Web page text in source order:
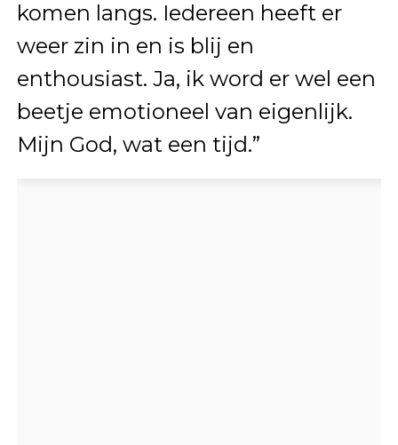
komen langs. Iedereen heeft er
weer zin in en is blij en
enthousiast. Ja, ik word er wel een
beetje emotioneel van eigenlijk.
Mijn God, wat een tijd.”